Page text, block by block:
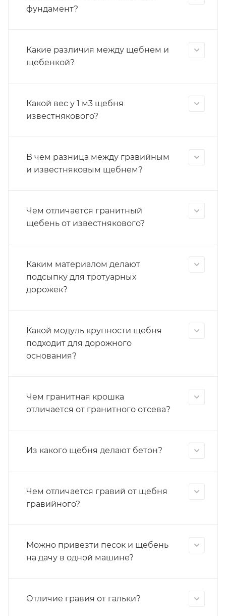
фундамент?
Какие различия между щебнем и
щебенкой?
Какой вес у 1 м3 щебня
известнякового?
В чем разница между гравийным
и известняковым щебнем?
Чем отличается гранитный
щебень от известнякового?
Каким материалом делают
подсыпку для тротуарных
дорожек?
Какой модуль крупности щебня
подходит для дорожного
основания?
Чем гранитная крошка
отличается от гранитного отсева?
Из какого щебня делают бетон?
Чем отличается гравий от щебня
гравийного?
Можно привезти песок и щебень
на дачу в одной машине?
Отличие гравия от гальки?